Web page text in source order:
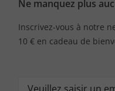
Ne manquez plus
Inscrivez-vous à notre
10 € en cadeau de